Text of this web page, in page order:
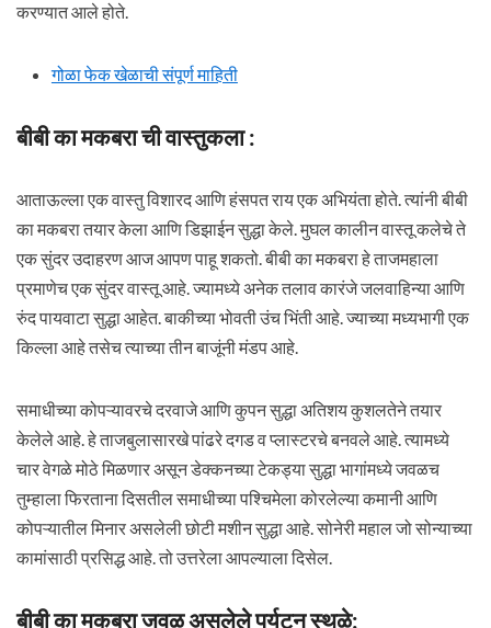
करण्यात आले होते.
गोळा फेक खेळाची संपूर्ण माहिती
बीबी का मकबरा ची वास्तुकला :
आताऊल्ला एक वास्तु विशारद आणि हंसपत राय एक अभियंता होते. त्यांनी बीबी
का मकबरा तयार केला आणि डिझाईन सुद्धा केले. मुघल कालीन वास्तू कलेचे ते
एक सुंदर उदाहरण आज आपण पाहू शकतो. बीबी का मकबरा हे ताजमहाला
प्रमाणेच एक सुंदर वास्तू आहे. ज्यामध्ये अनेक तलाव कारंजे जलवाहिन्या आणि
रुंद पायवाटा सुद्धा आहेत. बाकीच्या भोवती उंच भिंती आहे. ज्याच्या मध्यभागी एक
किल्ला आहे तसेच त्याच्या तीन बाजूंनी मंडप आहे.
समाधीच्या कोपऱ्यावरचे दरवाजे आणि कुपन सुद्धा अतिशय कुशलतेने तयार
केलेले आहे. हे ताजबुलासारखे पांढरे दगड व प्लास्टरचे बनवले आहे. त्यामध्ये
चार वेगळे मोठे मिळणार असून डेक्कनच्या टेकड्या सुद्धा भागांमध्ये जवळच
तुम्हाला फिरताना दिसतील समाधीच्या पश्चिमेला कोरलेल्या कमानी आणि
कोपऱ्यातील मिनार असलेली छोटी मशीन सुद्धा आहे. सोनेरी महाल जो सोन्याच्या
कामांसाठी प्रसिद्ध आहे. तो उत्तरेला आपल्याला दिसेल.
बीबी का मकबरा जवळ असलेले पर्यटन स्थळे: